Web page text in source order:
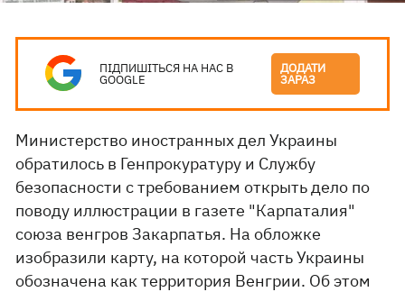
ПІДПИШІТЬСЯ НА НАС В
GOOGLE
ДОДАТИ
ЗАРАЗ
Министерство иностранных дел Украины
обратилось в Генпрокуратуру и Службу
безопасности с требованием открыть дело по
поводу иллюстрации в газете "Карпаталия"
союза венгров Закарпатья. На обложке
изобразили карту, на которой часть Украины
обозначена как территория Венгрии. Об этом